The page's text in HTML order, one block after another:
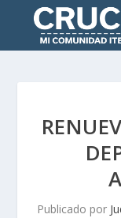
Publicado por